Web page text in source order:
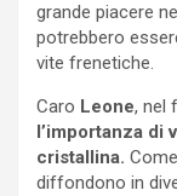
grande piacere
potrebbero
vite frenetiche.
Caro Leone, nel
l’importanza di
cristallina.
diffondono in